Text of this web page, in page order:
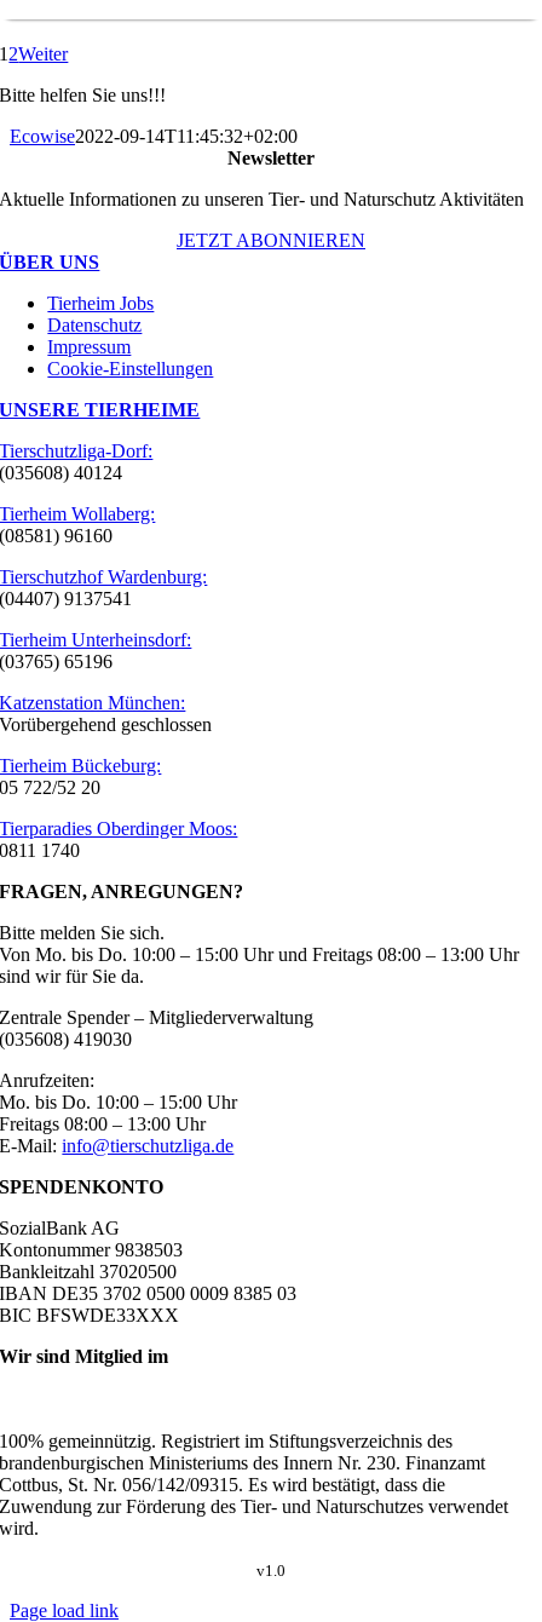
1 2Weiter
Bitte helfen Sie uns!!!
Ecowise2022-09-14T11:45:32+02:00
Newsletter
Aktuelle Informationen zu unseren Tier- und Naturschutz Aktivitäten
JETZT ABONNIEREN
ÜBER UNS
Tierheim Jobs
Datenschutz
Impressum
Cookie-Einstellungen
UNSERE TIERHEIME
Tierschutzliga-Dorf:
(035608) 40124
Tierheim Wollaberg:
(08581) 96160
Tierschutzhof Wardenburg:
(04407) 9137541
Tierheim Unterheinsdorf:
(03765) 65196
Katzenstation München:
Vorübergehend geschlossen
Tierheim Bückeburg:
05 722/52 20
Tierparadies Oberdinger Moos:
0811 1740
FRAGEN, ANREGUNGEN?
Bitte melden Sie sich.
Von Mo. bis Do. 10:00 – 15:00 Uhr und Freitags 08:00 – 13:00 Uhr
sind wir für Sie da.
Zentrale Spender – Mitgliederverwaltung
(035608) 419030
Anrufzeiten:
Mo. bis Do. 10:00 – 15:00 Uhr
Freitags 08:00 – 13:00 Uhr
E-Mail:info@tierschutzliga.de
SPENDENKONTO
SozialBank AG
Kontonummer 9838503
Bankleitzahl 37020500
IBAN DE35 3702 0500 0009 8385 03
BIC BFSWDE33XXX
Wir sind Mitglied im
100% gemeinnützig. Registriert im Stiftungsverzeichnis des
brandenburgischen Ministeriums des Innern Nr. 230. Finanzamt
Cottbus, St. Nr. 056/142/09315. Es wird bestätigt, dass die
Zuwendung zur Förderung des Tier- und Naturschutzes verwendet
wird.
v1.0
Page load link